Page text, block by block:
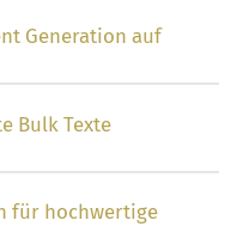
Generation auf
Bulk Texte
für hochwertige